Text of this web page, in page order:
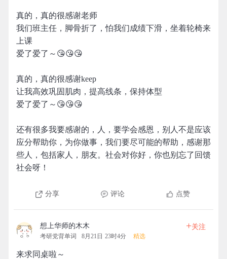
真的，真的很感谢老师
我们班主任，脚骨折了，怕我们成绩下滑，坐着轮椅来
上课
爱了爱了～😘😘😘
真的，真的很感谢keep
让我高效巩固肌肉，提高线条，保持体型
爱了爱了～😘😘😘
还有很多我要感谢的，人，要学会感恩，别人不是应该
应分帮助你，为你做事，我们要尽可能的帮助，感谢那
些人，包括家人，朋友。社会对你好，你也别忘了回馈
社会呀！
分享 评论 点赞
想上华师的木木
考研党背单词 8月21日 23时4分 精选
+关注
来求同桌啦～